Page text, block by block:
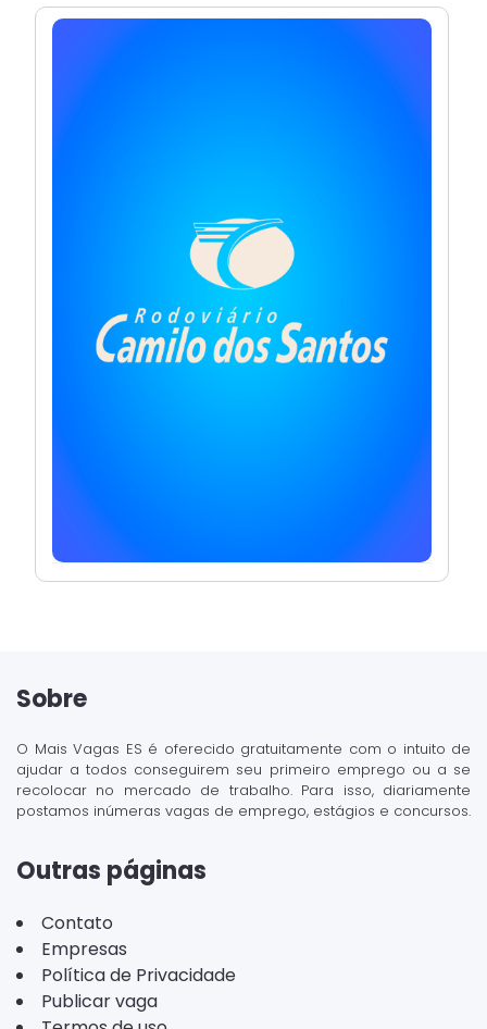
Sobre
O Mais Vagas ES é oferecido gratuitamente com o intuito de
ajudar a todos conseguirem seu primeiro emprego ou a se
recolocar no mercado de trabalho. Para isso, diariamente
postamos inúmeras vagas de emprego, estágios e concursos.
Outras páginas
Contato
Empresas
Política de Privacidade
Publicar vaga